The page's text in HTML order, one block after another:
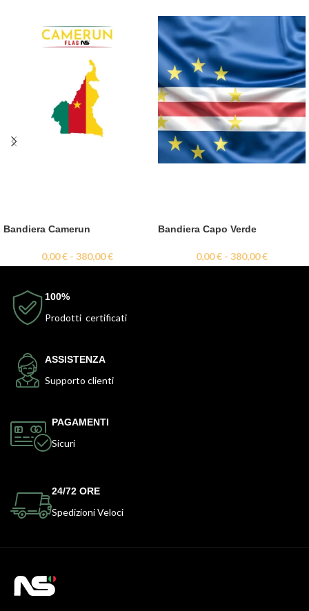
Bandiera Camerun
0,00€ - 380,00€
Bandiera Capo Verde
0,00€ - 380,00€
100%
Prodotti certificati
ASSISTENZA
Supporto clienti
PAGAMENTI
Sicuri
24/72 ORE
Spedizioni Veloci